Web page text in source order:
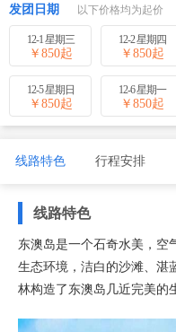
发团日期 以下价格均为起价
12-1 星期三
￥ 850起
12-2 星期四
￥ 850起
12-5 星期日
￥ 850起
12-6 星期一
￥ 850起
线路特色 行程安排
线路特色
东澳岛是一个石奇水美，空
生态环境，洁白的沙滩、湛
林构造了东澳岛几近完美的